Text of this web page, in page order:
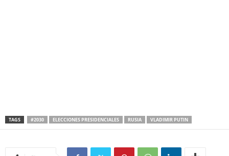
TAGS #2030 ELECCIONES PRESIDENCIALES RUSIA VLADIMIR PUTIN